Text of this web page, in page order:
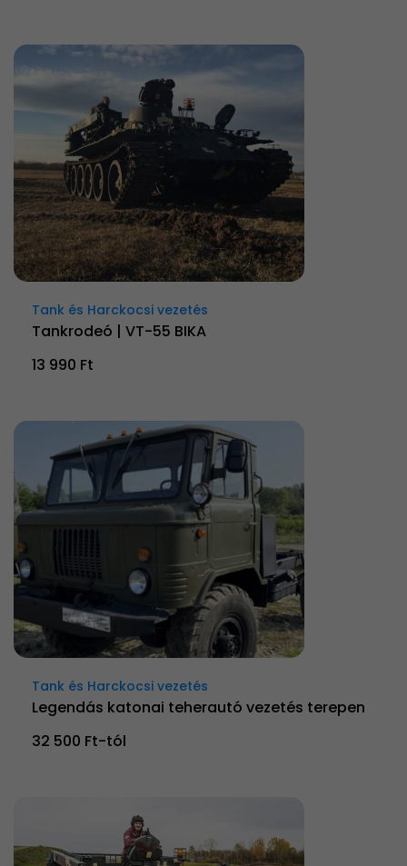
Tank és Harckocsi vezetés
Tankrodeó | VT-55 BIKA
13 990 Ft
Tank és Harckocsi vezetés
Legendás katonai teherautó vezetés terepen
32 500 Ft-tól